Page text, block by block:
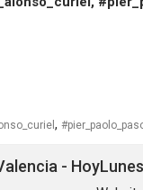
,
- HoyLunes